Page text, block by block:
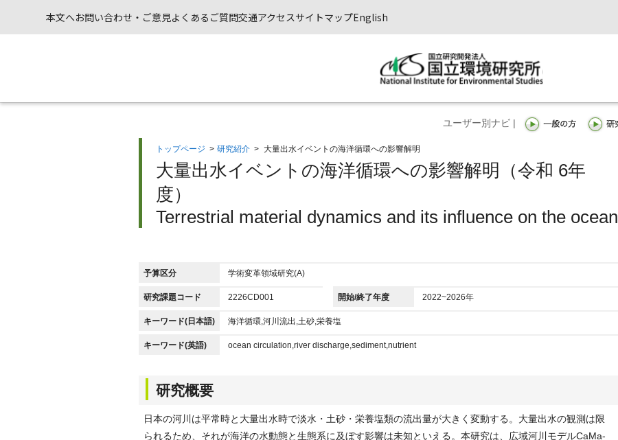
本文へお問い合わせ・ご意見よくあるご質問交通アクセスサイトマップEnglish
ユーザー別ナビ |
トップページ > 研究紹介 > 大量出水イベントの海洋循環への影響解明
大量出水イベントの海洋循環への影響解明（令和 6年
度）
Terrestrial material dynamics and its influence on the ocean
予算区分 学術変革領域研究(A)
研究課題コード 2226CD001 開始/終了年度 2022~2026年
キーワード(日本語) 海洋循環,河川流出,土砂,栄養塩
キーワード(英語) ocean circulation,river discharge,sediment,nutrient
研究概要
日本の河川は平常時と大量出水時で淡水・土砂・栄養塩類の流出量が大きく変動する。大量出水の観測は限
られるため、それが海洋の水動態と生態系に及ぼす影響は未知といえる。本研究は、広域河川モデルCaMa-